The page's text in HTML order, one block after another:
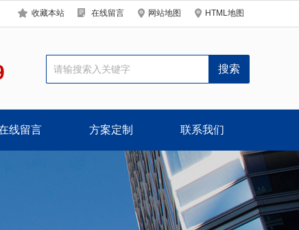
收藏本站 在线留言 网站地图 HTML地图
线留言 方案定制 联系我们